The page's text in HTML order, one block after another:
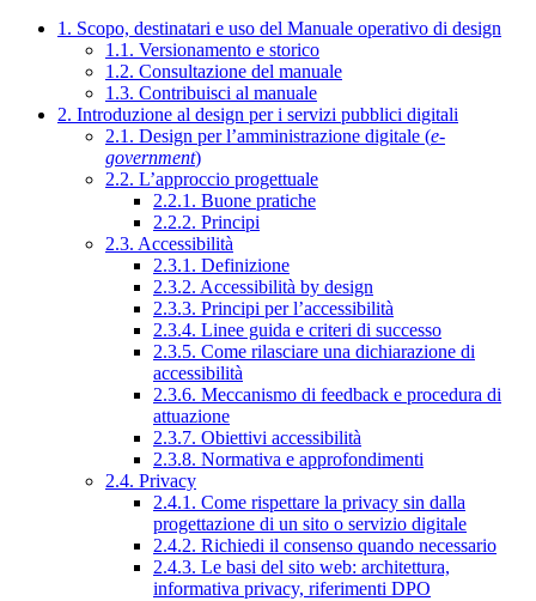
1. Scopo, destinatari e uso del Manuale operativo di design
1.1. Versionamento e storico
1.2. Consultazione del manuale
1.3. Contribuisci al manuale
2. Introduzione al design per i servizi pubblici digitali
2.1. Design per l’amministrazione digitale (e-
government)
2.2. L’approccio progettuale
2.2.1. Buone pratiche
2.2.2. Principi
2.3. Accessibilità
2.3.1. Definizione
2.3.2. Accessibilità by design
2.3.3. Principi per l’accessibilità
2.3.4. Linee guida e criteri di successo
2.3.5. Come rilasciare una dichiarazione di
accessibilità
2.3.6. Meccanismo di feedback e procedura di
attuazione
2.3.7. Obiettivi accessibilità
2.3.8. Normativa e approfondimenti
2.4. Privacy
2.4.1. Come rispettare la privacy sin dalla
progettazione di un sito o servizio digitale
2.4.2. Richiedi il consenso quando necessario
2.4.3. Le basi del sito web: architettura,
informativa privacy, riferimenti DPO